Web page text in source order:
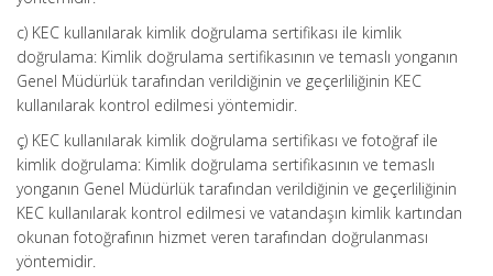
c) KEC kullanılarak kimlik doğrulama sertifikası ile kimlik
doğrulama: Kimlik doğrulama sertifikasının ve temaslı yonganın
Genel Müdürlük tarafından verildiğinin ve geçerliliğinin KEC
kullanılarak kontrol edilmesi yöntemidir.
ç) KEC kullanılarak kimlik doğrulama sertifikası ve fotoğraf ile
kimlik doğrulama: Kimlik doğrulama sertifikasının ve temaslı
yonganın Genel Müdürlük tarafından verildiğinin ve geçerliliğinin
KEC kullanılarak kontrol edilmesi ve vatandaşın kimlik kartından
okunan fotoğrafının hizmet veren tarafından doğrulanması
yöntemidir.